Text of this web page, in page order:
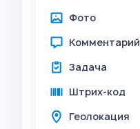
Фото
Комментарий
Задача
Штрих-код
Геолокация